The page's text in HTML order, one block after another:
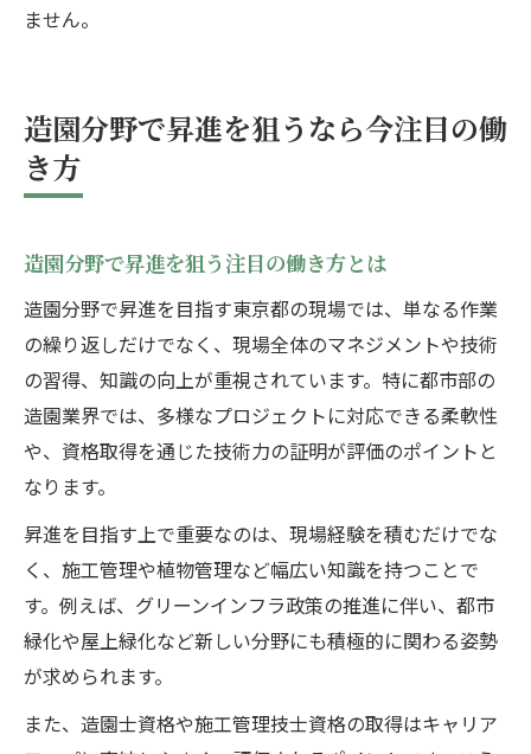
ません。
造園分野で昇進を狙うなら今注目の働
き方
造園分野で昇進を狙う注目の働き方とは
造園分野で昇進を目指す東京都の現場では、単なる作業
の繰り返しだけでなく、現場全体のマネジメントや技術
の習得、知識の向上が重視されています。特に都市部の
造園業界では、多様なプロジェクトに対応できる柔軟性
や、資格取得を通じた技術力の証明が評価のポイントと
なります。
昇進を目指す上で重要なのは、現場経験を積むだけでな
く、施工管理や植物管理など幅広い知識を持つことで
す。例えば、グリーンインフラ政策の推進に伴い、都市
緑化や屋上緑化など新しい分野にも積極的に関わる姿勢
が求められます。
また、造園士資格や施工管理技士資格の取得はキャリア